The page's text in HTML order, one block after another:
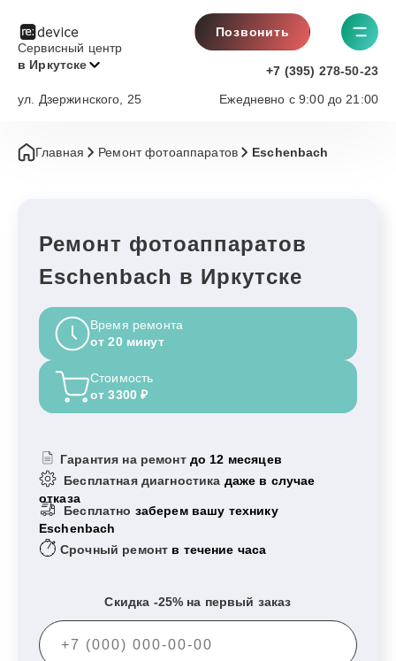
Сервисный центр
в Иркутске
Позвонить
+7 (395) 278-50-23
Ежедневно с 9:00 до 21:00
ул. Дзержинского, 25
Главная Ремонт фотоаппаратов Eschenbach
Ремонт фотоаппаратов
Eschenbach в Иркутске
Время ремонта
от 20 минут
Стоимость
от 3300 ₽
Гарантия на ремонт до 12 месяцев
Бесплатная диагностика даже в случае
отказа
Бесплатно заберем вашу технику
Eschenbach
Срочный ремонт в течение часа
Скидка -25% на первый заказ